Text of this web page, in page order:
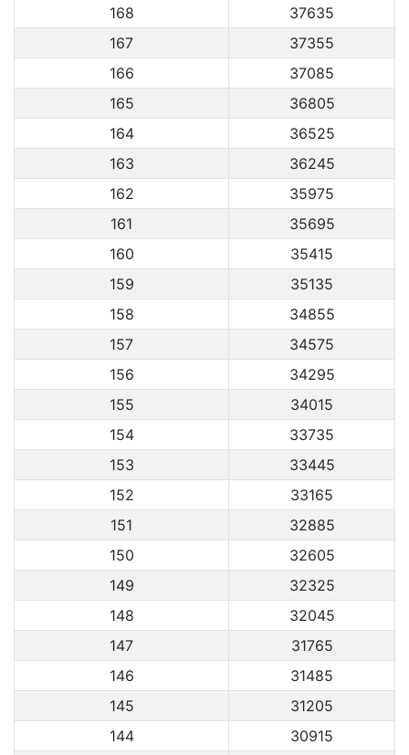
168
37635
167
37355
166
37085
165
36805
164
36525
163
36245
162
35975
161
35695
160
35415
159
35135
158
34855
157
34575
156
34295
155
34015
154
33735
153
33445
152
33165
151
32885
150
32605
149
32325
148
32045
147
31765
146
31485
145
31205
144
30915